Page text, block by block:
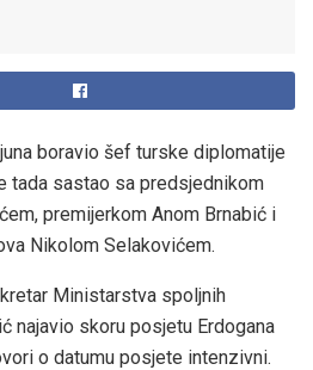
boravio šef turske diplomatije
tada sastao sa predsjednikom
premijerkom Anom Brnabić i
Nikolom Selakovićem.
Ministarstva spoljnih
najavio skoru posjetu Erdogana
o datumu posjete intenzivni.